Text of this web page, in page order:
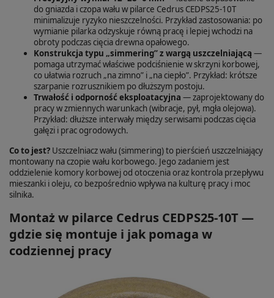
do gniazda i czopa wału w pilarce Cedrus CEDPS25-10T
minimalizuje ryzyko nieszczelności. Przykład zastosowania: po
wymianie pilarka odzyskuje równą pracę i lepiej wchodzi na
obroty podczas cięcia drewna opałowego.
Konstrukcja typu „simmering” z wargą uszczelniającą —
pomaga utrzymać właściwe podciśnienie w skrzyni korbowej,
co ułatwia rozruch „na zimno” i „na ciepło”. Przykład: krótsze
szarpanie rozrusznikiem po dłuższym postoju.
Trwałość i odporność eksploatacyjna — zaprojektowany do
pracy w zmiennych warunkach (wibracje, pył, mgła olejowa).
Przykład: dłuższe interwały między serwisami podczas cięcia
gałęzi i prac ogrodowych.
Co to jest? Uszczelniacz wału (simmering) to pierścień uszczelniający
montowany na czopie wału korbowego. Jego zadaniem jest
oddzielenie komory korbowej od otoczenia oraz kontrola przepływu
mieszanki i oleju, co bezpośrednio wpływa na kulturę pracy i moc
silnika.
Montaż w pilarce Cedrus CEDPS25-10T —
gdzie się montuje i jak pomaga w
codziennej pracy